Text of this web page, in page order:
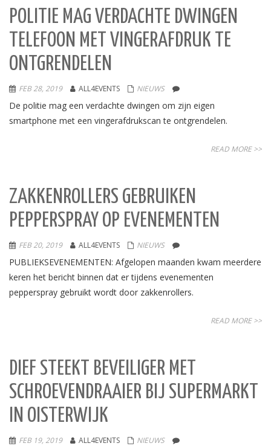
POLITIE MAG VERDACHTE DWINGEN
TELEFOON MET VINGERAFDRUK TE
ONTGRENDELEN
FEB 28, 2019 ALL4EVENTS NIEUWS
De politie mag een verdachte dwingen om zijn eigen
smartphone met een vingerafdrukscan te ontgrendelen.
READ MORE >>
ZAKKENROLLERS GEBRUIKEN
PEPPERSPRAY OP EVENEMENTEN
FEB 20, 2019 ALL4EVENTS NIEUWS
PUBLIEKSEVENEMENTEN: Afgelopen maanden kwam meerdere
keren het bericht binnen dat er tijdens evenementen
pepperspray gebruikt wordt door zakkenrollers.
READ MORE >>
DIEF STEEKT BEVEILIGER MET
SCHROEVENDRAAIER BIJ SUPERMARKT
IN OISTERWIJK
FEB 19, 2019 ALL4EVENTS NIEUWS